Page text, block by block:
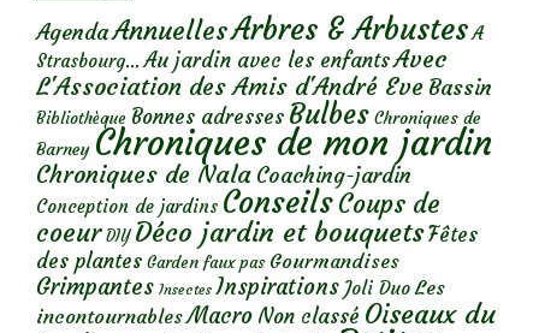
AgendaAnnuellesArbres & Arbustes A
Strasbourg... Au jardin avec les enfantsAvec
L'Association des Amis d'André Eve Bassin
Bibliothèque Bonnes adresses Bulbes Chroniques de
Barney Chroniques de mon jardin
Chroniques de Nala Coaching-jardin
Conception de jardins ConseilsCoups de
coeur DIY Déco jardin et bouquetsFêtes
des plantes Garden faux pas Gourmandises
Grimpantes Insectes Inspirations Joli Duo Les
incontournables Macro Non classé Oiseaux du